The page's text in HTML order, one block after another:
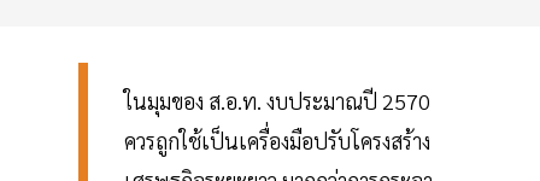
ในมุมของ ส.อ.ท. งบประมาณปี 2570
ควรถูกใช้เป็นเครื่องมือปรับโครงสร้าง